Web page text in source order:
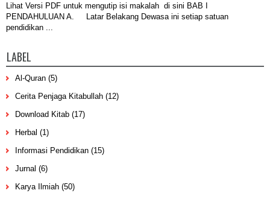
Lihat Versi PDF untuk mengutip isi makalah di sini BAB I
PENDAHULUAN A. Latar Belakang Dewasa ini setiap satuan
pendidikan ...
LABEL
Al-Quran (5)
Cerita Penjaga Kitabullah (12)
Download Kitab (17)
Herbal (1)
Informasi Pendidikan (15)
Jurnal (6)
Karya Ilmiah (50)